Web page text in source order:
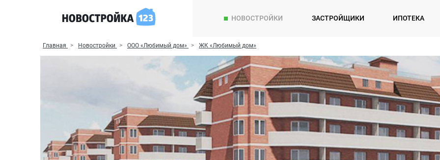
НОВОСТРОЙКИ ЗАСТРОЙЩИКИ ИПОТЕКА
Главная Новостройки ООО «Любимый дом» ЖК «Любимый дом»